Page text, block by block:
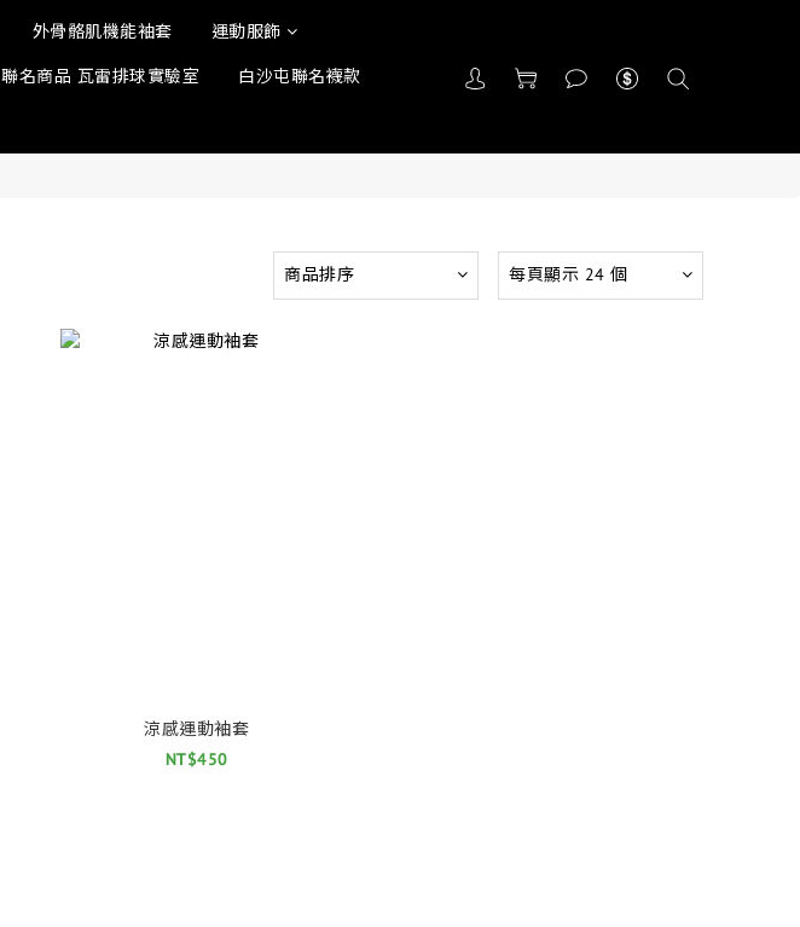
外骨骼肌機能袖套 運動服飾
聯名商品 瓦雷排球實驗室 白沙屯聯名襪款
商品排序 每頁顯示 24 個
涼感運動袖套
NT$450